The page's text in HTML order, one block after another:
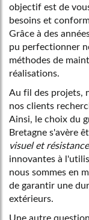
objectif est de
besoins et
Grâce à des
pu perfectionner
méthodes de
réalisations.
Au fil des projets,
nos clients
Ainsi, le choix du
Bretagne s'avère
visuel et
innovantes à
nous sommes en
de garantir une
extérieurs.
Une autre